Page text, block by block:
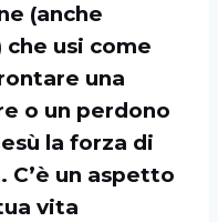
(anche
usi come
una
o un perdono
la forza di
un aspetto
vita